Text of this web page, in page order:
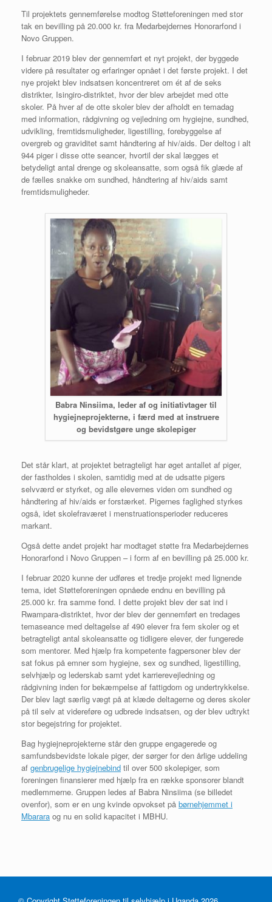
Til projektets gennemførelse modtog Støtteforeningen med stor
tak en bevilling på 20.000 kr. fra Medarbejdernes Honorarfond i
Novo Gruppen.
I februar 2019 blev der gennemført et nyt projekt, der byggede
videre på resultater og erfaringer opnået i det første projekt. I det
nye projekt blev indsatsen koncentreret om ét af de seks
distrikter, Isingiro-distriktet, hvor der blev arbejdet med otte
skoler. På hver af de otte skoler blev der afholdt en temadag
med information, rådgivning og vejledning om hygiejne, sundhed,
udvikling, fremtidsmuligheder, ligestilling, forebyggelse af
overgreb og graviditet samt håndtering af hiv/aids. Der deltog i alt
944 piger i disse otte seancer, hvortil der skal lægges et
betydeligt antal drenge og skoleansatte, som også fik glæde af
de fælles snakke om sundhed, håndtering af hiv/aids samt
fremtidsmuligheder.
Babra Ninsiima, leder af og initiativtager til
hygiejneprojekterne, i færd med at instruere
og bevidstgøre unge skolepiger
Det står klart, at projektet betragteligt har øget antallet af piger,
der fastholdes i skolen, samtidig med at de udsatte pigers
selvværd er styrket, og alle elevernes viden om sundhed og
håndtering af hiv/aids er forstærket. Pigernes faglighed styrkes
også, idet skolefraværet i menstruationsperioder reduceres
markant.
Også dette andet projekt har modtaget støtte fra Medarbejdernes
Honorarfond i Novo Gruppen – i form af en bevilling på 25.000 kr.
I februar 2020 kunne der udføres et tredje projekt med lignende
tema, idet Støtteforeningen opnåede endnu en bevilling på
25.000 kr. fra samme fond. I dette projekt blev der sat ind i
Rwampara-distriktet, hvor der blev der gennemført en tredages
temaseance med deltagelse af 490 elever fra fem skoler og et
betragteligt antal skoleansatte og tidligere elever, der fungerede
som mentorer. Med hjælp fra kompetente fagpersoner blev der
sat fokus på emner som hygiejne, sex og sundhed, ligestilling,
selvhjælp og lederskab samt ydet karrierevejledning og
rådgivning inden for bekæmpelse af fattigdom og undertrykkelse.
Der blev lagt særlig vægt på at klæde deltagerne og deres skoler
på til selv at videreføre og udbrede indsatsen, og der blev udtrykt
stor begejstring for projektet.
Bag hygiejneprojekterne står den gruppe engagerede og
samfundsbevidste lokale piger, der sørger for den årlige uddeling
af genbrugelige hygiejnebind til over 500 skolepiger, som
foreningen finansierer med hjælp fra en række sponsorer blandt
medlemmerne. Gruppen ledes af Babra Ninsiima (se billedet
ovenfor), som er en ung kvinde opvokset på børnehjemmet i
Mbarara og nu en solid kapacitet i MBHU.